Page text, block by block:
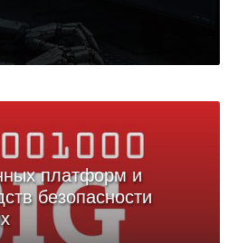
платформ и
безопасности